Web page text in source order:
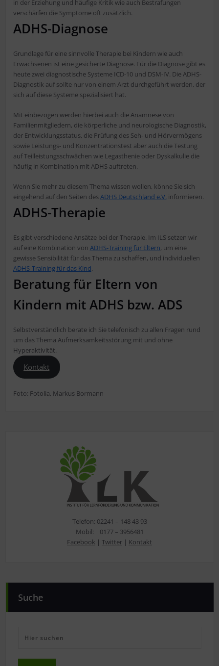
in der Erziehung und häufige Kritik wie auch Bestrafungen
verschärfen die Symptome oft zusätzlich.
ADHS-Diagnose
Grundlage für eine sinnvolle Therapie bei Kindern wie auch
Erwachsenen ist eine gesicherte Diagnose. Für die Diagnose gibt es
heute zwei diagnostische Systeme ICD-10 und DSM-IV. Die ADHS-
Diagnostik auf sollte nur von einem Arzt durchgeführt werden, der
sich auf diese Systeme spezialisiert hat.
Mit einbezogen werden hierbei auch die Anamnese von
Familienmitgliedern, die körperliche und neurologische Diagnostik,
der Entwicklungsstatus, die Prüfung des Seh- und Hörvermögens
sowie Leistungs- und Konzentrationstest aber auch die Testung
auf Teilleistungsschwächen wie Legasthenie oder Dyskalkulie die
häufig in Kombination mit ADHS auftreten.
Wenn Sie mehr zu diesem Thema wissen wollen, könne Sie sich
eingehend auf den Seiten desADHS Deutschland e.V. informieren.
ADHS-Therapie
Es gibt verschiedene Ansätze bei der Therapie. Im ILS setzen wir
auf eine Kombination von ADHS-Training für Eltern, um eine
gewisse Sensibilität für das Thema zu schaffen, und individuellen
ADHS-Training für das Kind.
Beratung für Eltern von
Kindern mit ADHS bzw. ADS
Selbstverständlich berate ich Sie telefonisch zu allen Fragen rund
um das Thema Aufmerksamkeitsstörung mit und ohne
Hyperaktivität.
Kontakt
Foto: Fotolia, Markus Bormann
Telefon: 02241 – 148 43 93
Mobil: 0177 – 3956481
Facebook | Twitter | Kontakt
Suche